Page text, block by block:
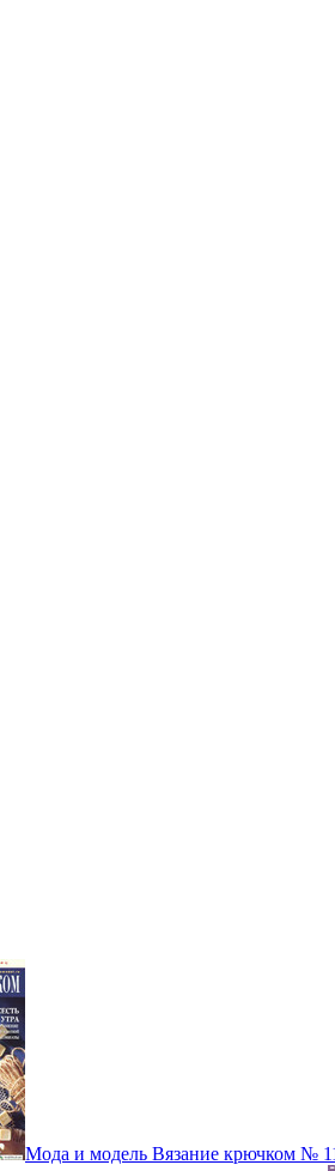
Мода и модель Вязание крючком №